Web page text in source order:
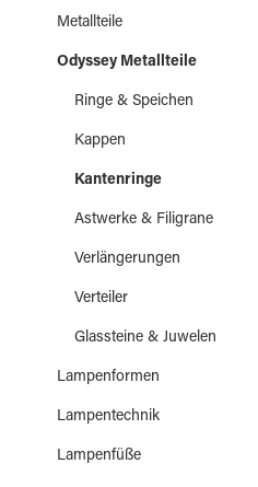
Metallteile
Odyssey Metallteile
Ringe & Speichen
Kappen
Kantenringe
Astwerke & Filigrane
Verlängerungen
Verteiler
Glassteine & Juwelen
Lampenformen
Lampentechnik
Lampenfüße